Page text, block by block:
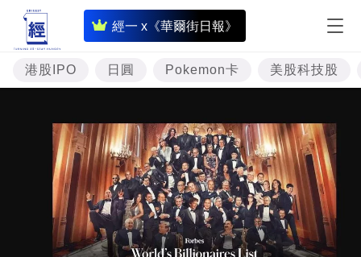
經一 x《華爾街日報》
即
時
財
經
題
投
資
樓
市
港股IPO 日圓 Pokemon卡 美股科技股